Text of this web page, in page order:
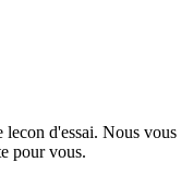
lecon d'essai. Nous vous
pour vous.